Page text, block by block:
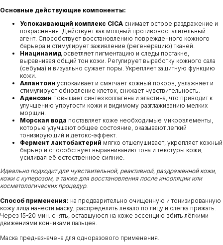
Основные действующие компоненты:
Успокаивающий комплекс CICA снимает острое раздражение и
покраснения. Действует как мощный противовоспалительный
агент. Способствует восстановлению поврежденного кожного
барьера и стимулирует заживление (регенерацию) тканей.
Ниацинаимд осветляет пигментацию и следы постакне,
выравнивая общий тон кожи. Регулирует выработку кожного сала
(себума) и визуально сужает поры. Укрепляет защитную функцию
кожи.
Аллантоин успокаивает и смягчает кожный покров, увлажняет и
стимулирует обновление клеток, снижает чувствительность.
Аденозин повышает синтез коллагена и эластина, что приводит к
улучшению упругости кожи и видимому разглаживанию мелких
морщин.
Морская вода поставляет коже необходимые микроэлементы,
которые улучшают общее состояние, оказывают легкий
тонизирующий и детокс-эффект.
Фермент лактобактерий мягко отшелушивает, укрепляет кожный
барьер и способствует выравниванию тона и текстуры кожи,
усиливая её естественное сияние.
Идеально подходит для чувствительной, реактивной, раздраженной кожи,
кожи с куперозом, а также для восстановления после инсоляции или
косметологических процедур.
Способ применения: на предварительно очищенную и тонизированную
кожу лица нанести маску, распределить лекало по лицу и слегка прижать.
Через 15-20 мин. снять, оставшуюся на коже эссенцию вбить лёгкими
движениями кончиками пальцев.
Маска предназначена для одноразового применения.